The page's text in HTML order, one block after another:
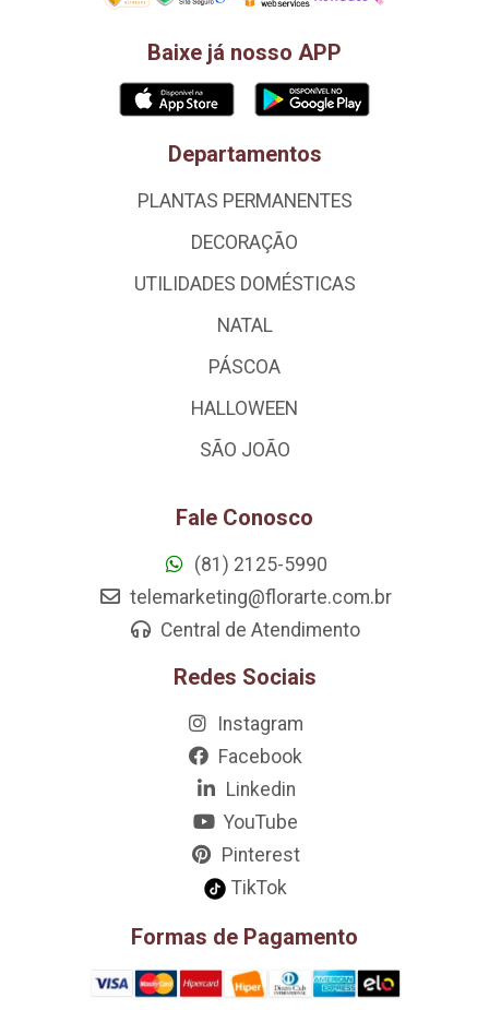
Baixe já nosso APP
Departamentos
PLANTAS PERMANENTES
DECORAÇÃO
UTILIDADES DOMÉSTICAS
NATAL
PÁSCOA
HALLOWEEN
SÃO JOÃO
Fale Conosco
(81) 2125-5990
telemarketing@florarte.com.br
Central de Atendimento
Redes Sociais
Instagram
Facebook
Linkedin
YouTube
Pinterest
TikTok
Formas de Pagamento